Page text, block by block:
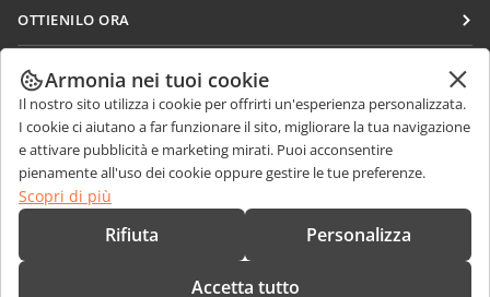
OTTIENILO ORA
Docs
DocSpace
Workspace
Connettori
App desktop
COLLABORA
Per i contributori
Per i traduttori
Per gli influencer
Offerte di lavoro
RICEVI NOTIZIE
Blog
RICEVI AIUTO
Forum
CONTATTACI
Domande sulle vendite
sales@onlyoffice.com
Armonia nei tuoi cookie
Il nostro sito utilizza i cookie per offrirti un'esperienza personalizzata.
I cookie ci aiutano a far funzionare il sito, migliorare la tua navigazione
e attivare pubblicità e marketing mirati. Puoi acconsentire
pienamente all'uso dei cookie oppure gestire le tue preferenze.
Scopri di più
Rifiuta Personalizza
Accetta tutto